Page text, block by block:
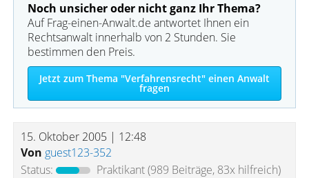
Noch unsicher oder nicht ganz Ihr Thema?
Auf Frag-einen-Anwalt.de antwortet Ihnen ein
Rechtsanwalt innerhalb von 2 Stunden. Sie
bestimmen den Preis.
Jetzt zum Thema "Verfahrensrecht" einen Anwalt
fragen
15. Oktober 2005 | 12:48
Von guest123-352
Status:
Praktikant(989 Beiträge, 83x hilfreich)